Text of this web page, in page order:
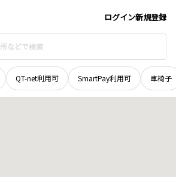
ログイン新規登録
QT-net利用可 SmartPay利用可 車椅子